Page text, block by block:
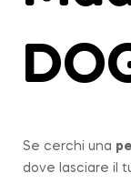
Se cerchi una
dove lasciare il